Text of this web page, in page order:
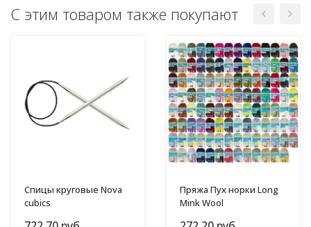
С этим товаром также покупают
Спицы круговые Nova
cubics
Пряжа Пух норки Long
Mink Wool